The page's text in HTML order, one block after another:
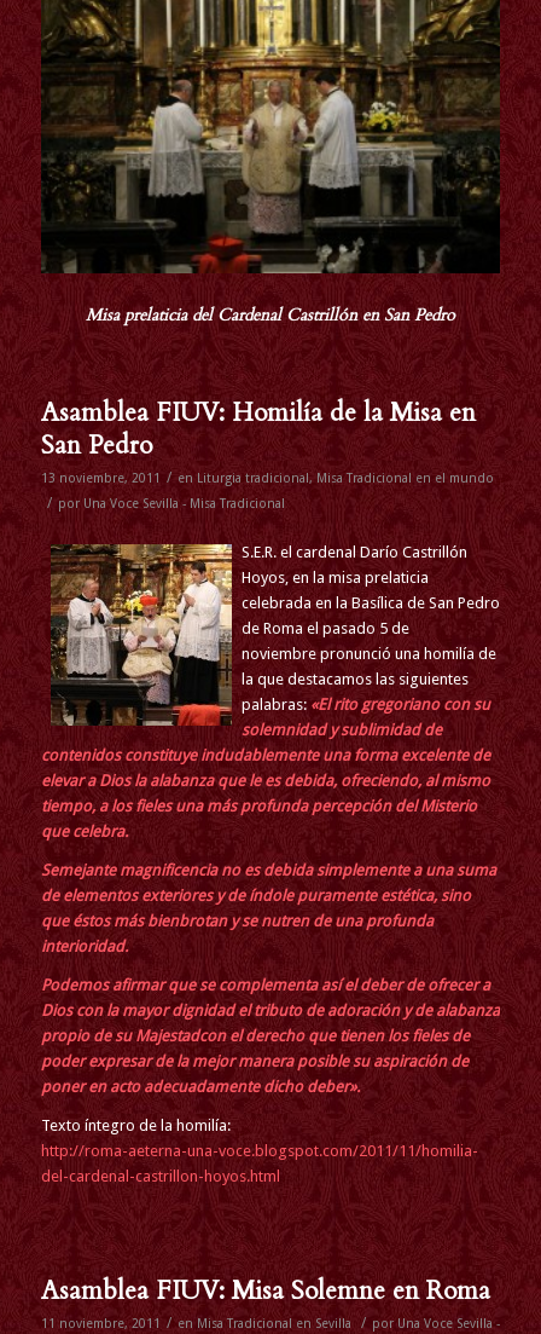
Misa prelaticia del Cardenal Castrillón en San Pedro
Asamblea FIUV: Homilía de la Misa en
San Pedro
13 noviembre, 2011 / en Liturgia tradicional, Misa Tradicional en el mundo
/ por Una Voce Sevilla - Misa Tradicional
S.E.R. el cardenal Darío Castrillón
Hoyos, en la misa prelaticia
celebrada en la Basílica de San Pedro
de Roma el pasado 5 de
noviembre pronunció una homilía de
la que destacamos las siguientes
palabras: «El rito gregoriano con su
solemnidad y sublimidad de
contenidosconstituye indudablemente una forma excelente de
elevar a Dios la alabanza que le es debida, ofreciendo, al mismo
tiempo, a los fieles una más profundapercepción del Misterio
que celebra.
Semejante magnificencia no es debida simplemente a una suma
de elementos exteriores y de índole puramente estética, sino
que éstos más bienbrotan y se nutren de una profunda
interioridad.
Podemos afirmar que se complementa así el deber de ofrecer a
Dios con la mayor dignidad el tributo de adoración y de alabanza
propio de su Majestadcon el derecho que tienen los fieles de
poder expresar de la mejor manera posible su aspiración de
poner en acto adecuadamente dicho deber».
Texto íntegro de la homilía:
http://roma-aeterna-una-voce.blogspot.com/2011/11/homilia-
del-cardenal-castrillon-hoyos.html
Asamblea FIUV: Misa Solemne en Roma
11 noviembre, 2011 / en Misa Tradicional en Sevilla / por Una Voce Sevilla -